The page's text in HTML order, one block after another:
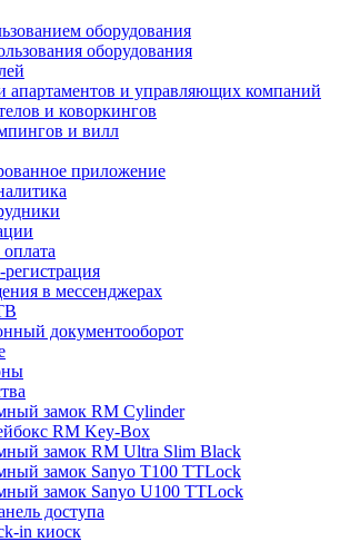
оборудования
оборудования
апартаментов и управляющих компаний
и коворкингов
и вилл
приложение
в мессенджерах
документооборот
замок RM Cylinder
RM Key-Box
замок RM Ultra Slim Black
замок Sanyo T100 TTLock
замок Sanyo U100 TTLock
доступа
in киоск